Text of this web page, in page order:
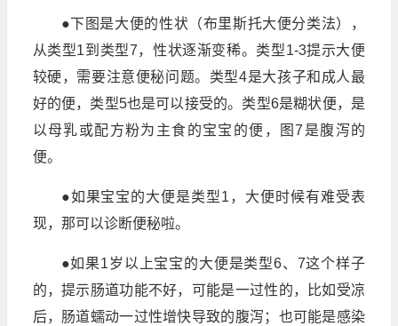
●下图是大便的性状（布里斯托大便分类法），
从类型1到类型7，性状逐渐变稀。类型1-3提示大便
较硬，需要注意便秘问题。类型4是大孩子和成人最
好的便，类型5也是可以接受的。类型6是糊状便，是
以母乳或配方粉为主食的宝宝的便，图7是腹泻的
便。
●如果宝宝的大便是类型1，大便时候有难受表
现，那可以诊断便秘啦。
●如果1岁以上宝宝的大便是类型6、7这个样子
的，提示肠道功能不好，可能是一过性的，比如受凉
后，肠道蠕动一过性增快导致的腹泻；也可能是感染